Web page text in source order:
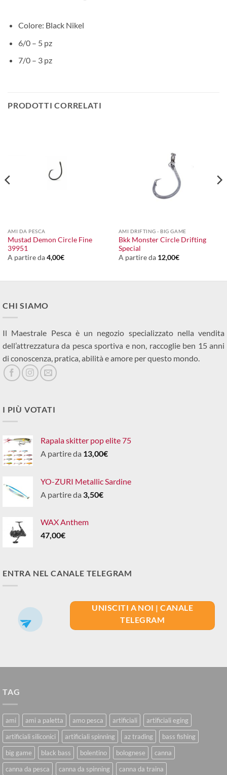
Colore: Black Nikel
6/0 – 5 pz
7/0 – 3 pz
PRODOTTI CORRELATI
AMI DA PESCA
Mustad Demon Circle Fine
39951
A partire da4,00€
AMI DRIFTING - BIG GAME
Bkk Monster Circle Drifting
Special
A partire da 12,00€
CHI SIAMO
Il Maestrale Pesca è un negozio specializzato nella vendita
dell’attrezzatura da pesca sportiva e non, raccoglie ben 15 anni
di conoscenza, pratica, abilità e amore per questo mondo.
I PIÙ VOTATI
Rapala skitter pop elite 75
A partire da 13,00€
YO-ZURI Metallic Sardine
A partire da 3,50€
WAX Anthem
47,00€
ENTRA NEL CANALE TELEGRAM
UNISCITI A NOI | CANALE
TELEGRAM
TAG
ami ami a paletta amo pesca artificiali
artificiali eging
artificiali siliconici
artificiali spinning az trading
bass fishing
big game
black bass bolentino bolognese
canna
canna da pesca
canna da spinning canna da traina